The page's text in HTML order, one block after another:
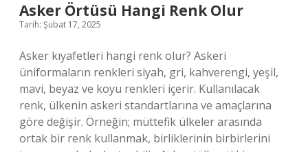
Asker Örtüsü Hangi Renk Olur
Tarih: Şubat 17, 2025
Asker kıyafetleri hangi renk olur? Askeri
üniformaların renkleri siyah, gri, kahverengi, yeşil,
mavi, beyaz ve koyu renkleri içerir. Kullanılacak
renk, ülkenin askeri standartlarına ve amaçlarına
göre değişir. Örneğin; müttefik ülkeler arasında
ortak bir renk kullanmak, birliklerinin birbirlerini